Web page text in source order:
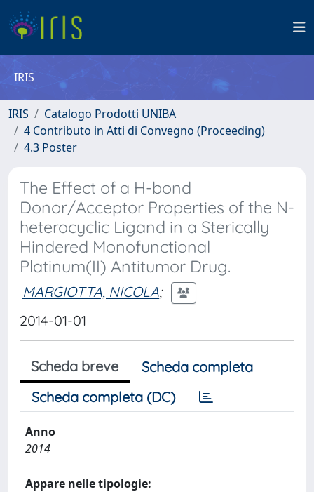
IRIS
IRIS
Catalogo Prodotti UNIBA
4 Contributo in Atti di Convegno (Proceeding)
4.3 Poster
The Effect of a H-bond
Donor/Acceptor Properties of the N-
heterocyclic Ligand in a Sterically
Hindered Monofunctional
Platinum(II) Antitumor Drug.
MARGIOTTA, NICOLA;
2014-01-01
Scheda breve
Scheda completa
Scheda completa (DC)
Anno
2014
Appare nelle tipologie: